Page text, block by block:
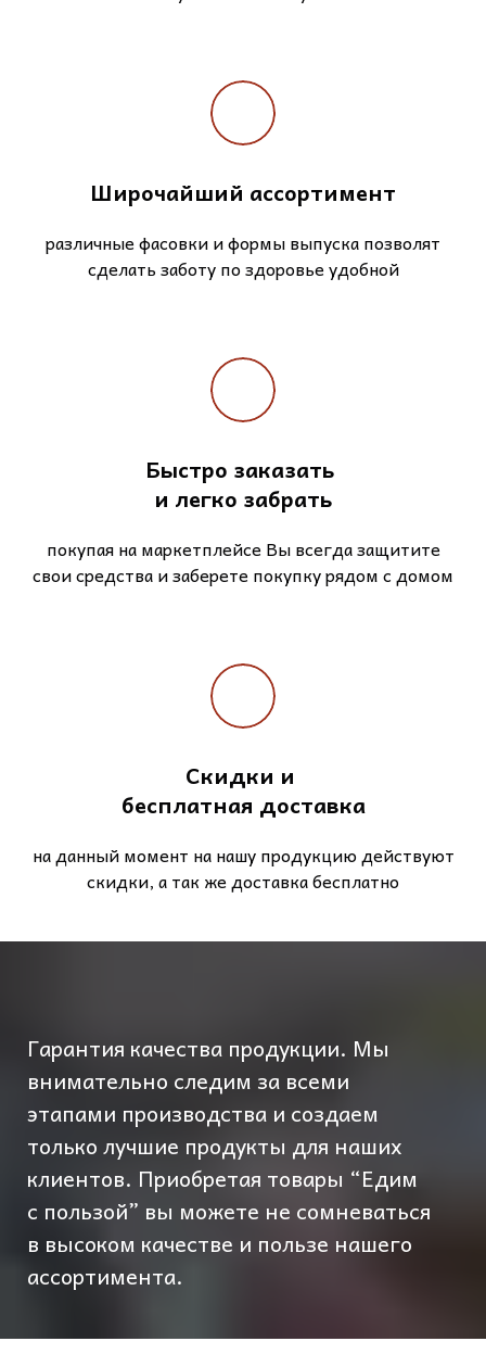
Широчайший ассортимент
различные фасовки и формы выпуска позволят
сделать заботу по здоровье удобной
Быстро заказать
и легко забрать
покупая на маркетплейсе Вы всегда защитите
свои средства и заберете покупку рядом с домом
Скидки и
бесплатная доставка
на данный момент на нашу продукцию действуют
скидки, а так же доставка бесплатно
Гарантия качества продукции. Мы
внимательно следим за всеми
этапами производства и создаем
только лучшие продукты для наших
клиентов. Приобретая товары “Едим
с пользой” вы можете не сомневаться
в высоком качестве и пользе нашего
ассортимента.